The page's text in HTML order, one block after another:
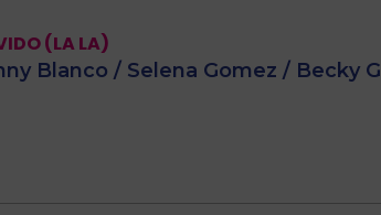
(LA LA)
Blanco / Selena Gomez / Becky G